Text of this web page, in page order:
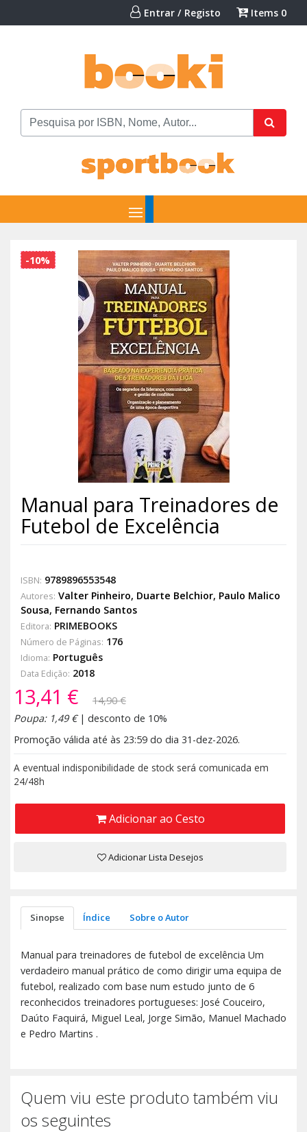
Entrar / Registo Items 0
-10%
Manual para Treinadores de
Futebol de Excelência
ISBN: 9789896553548
Autores: Valter Pinheiro, Duarte Belchior, Paulo Malico
Sousa, Fernando Santos
Editora: PRIMEBOOKS
Número de Páginas: 176
Idioma: Português
Data Edição: 2018
13,41 €
14,90 €
Poupa: 1,49 €| desconto de 10%
Promoção válida até às 23:59 do dia 31-dez-2026.
A eventual indisponibilidade de stock será comunicada em
24/48h
Adicionar ao Cesto
Adicionar Lista Desejos
Sinopse Índice Sobre o Autor
Manual para treinadores de futebol de excelência Um
verdadeiro manual prático de como dirigir uma equipa de
futebol, realizado com base num estudo junto de 6
reconhecidos treinadores portugueses: José Couceiro,
Daúto Faquirá, Miguel Leal, Jorge Simão, Manuel Machado
e Pedro Martins .
Quem viu este produto também viu
os seguintes